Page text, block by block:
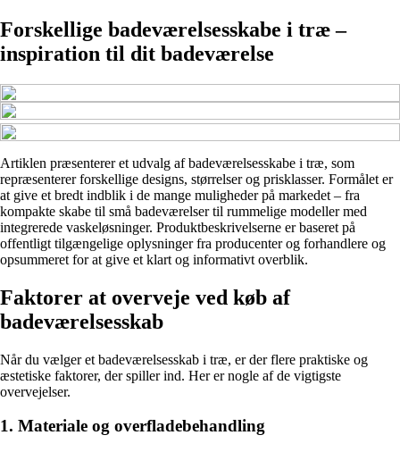
Forskellige badeværelsesskabe i træ –
inspiration til dit badeværelse
Artiklen præsenterer et udvalg af badeværelsesskabe i træ, som
repræsenterer forskellige designs, størrelser og prisklasser. Formålet er
at give et bredt indblik i de mange muligheder på markedet – fra
kompakte skabe til små badeværelser til rummelige modeller med
integrerede vaskeløsninger. Produktbeskrivelserne er baseret på
offentligt tilgængelige oplysninger fra producenter og forhandlere og
opsummeret for at give et klart og informativt overblik.
Faktorer at overveje ved køb af
badeværelsesskab
Når du vælger et badeværelsesskab i træ, er der flere praktiske og
æstetiske faktorer, der spiller ind. Her er nogle af de vigtigste
overvejelser.
1. Materiale og overfladebehandling